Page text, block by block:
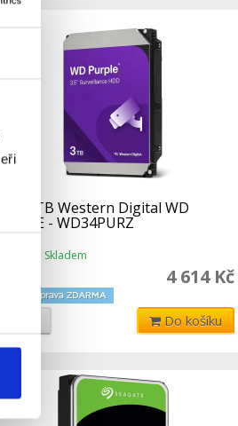
HDD 3TB Western Digital WD
PURPLE - WD34PURZ
Skladem
4 614 Kč
Do košíku